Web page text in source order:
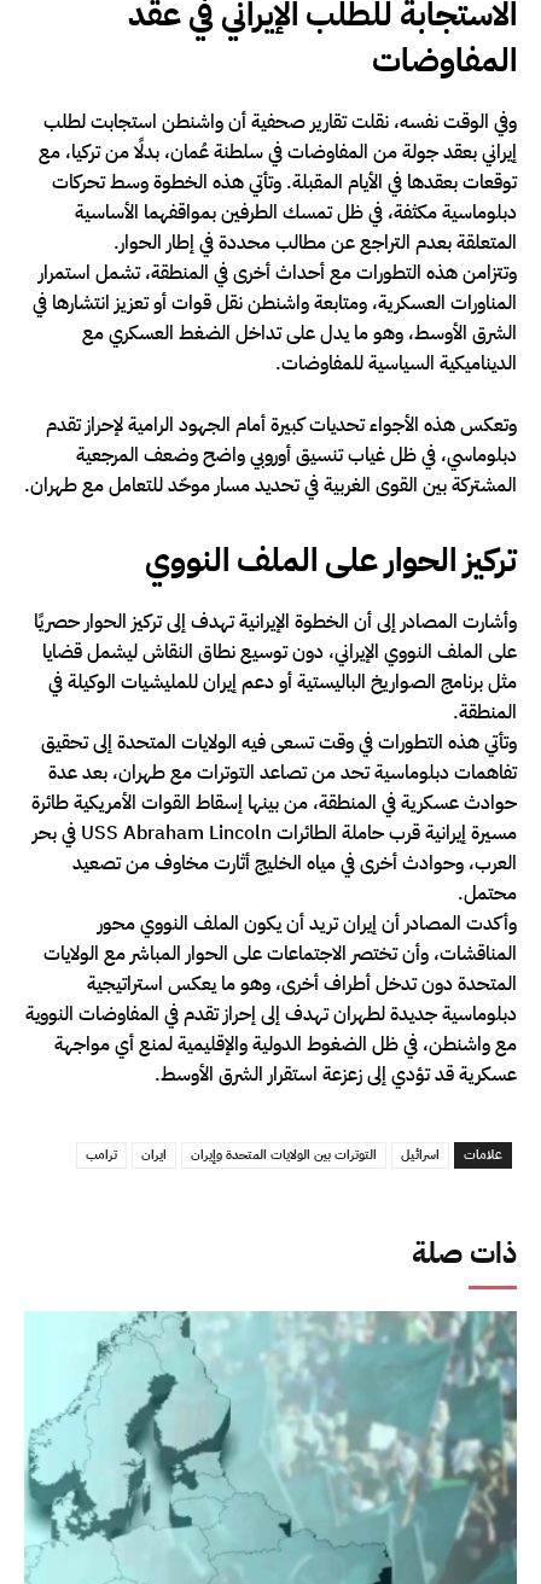
ذات صلة
الاستجابة للطلب الإيراني في عقد
المفاوضات
وفي الوقت نفسه، نقلت تقارير صحفية أن واشنطن استجابت لطلب
إيراني بعقد جولة من المفاوضات في سلطنة عُمان، بدلًا من تركيا، مع
توقعات بعقدها في الأيام المقبلة. وتأتي هذه الخطوة وسط تحركات
دبلوماسية مكثفة، في ظل تمسك الطرفين بمواقفهما الأساسية
المتعلقة بعدم التراجع عن مطالب محددة في إطار الحوار.
وتتزامن هذه التطورات مع أحداث أخرى في المنطقة، تشمل استمرار
المناورات العسكرية، ومتابعة واشنطن نقل قوات أو تعزيز انتشارها في
الشرق الأوسط، وهو ما يدل على تداخل الضغط العسكري مع
الديناميكية السياسية للمفاوضات.
وتعكس هذه الأجواء تحديات كبيرة أمام الجهود الرامية لإحراز تقدم
دبلوماسي، في ظل غياب تنسيق أوروبي واضح وضعف المرجعية
المشتركة بين القوى الغربية في تحديد مسار موحّد للتعامل مع طهران.
تركيز الحوار على الملف النووي
وأشارت المصادر إلى أن الخطوة الإيرانية تهدف إلى تركيز الحوار حصريًا
على الملف النووي الإيراني، دون توسيع نطاق النقاش ليشمل قضايا
مثل برنامج الصواريخ الباليستية أو دعم إيران للمليشيات الوكيلة في
المنطقة.
وتأتي هذه التطورات في وقت تسعى فيه الولايات المتحدة إلى تحقيق
تفاهمات دبلوماسية تحد من تصاعد التوترات مع طهران، بعد عدة
حوادث عسكرية في المنطقة، من بينها إسقاط القوات الأمريكية طائرة
مسيرة إيرانية قرب حاملة الطائرات USS Abraham Lincoln في بحر
العرب، وحوادث أخرى في مياه الخليج أثارت مخاوف من تصعيد
محتمل.
وأكدت المصادر أن إيران تريد أن يكون الملف النووي محور
المناقشات، وأن تختصر الاجتماعات على الحوار المباشر مع الولايات
المتحدة دون تدخل أطراف أخرى، وهو ما يعكس استراتيجية
دبلوماسية جديدة لطهران تهدف إلى إحراز تقدم في المفاوضات النووية
مع واشنطن، في ظل الضغوط الدولية والإقليمية لمنع أي مواجهة
عسكرية قد تؤدي إلى زعزعة استقرار الشرق الأوسط.
علامات اسرائيل التوترات بين الولايات المتحدة وإيران ايران ترامب